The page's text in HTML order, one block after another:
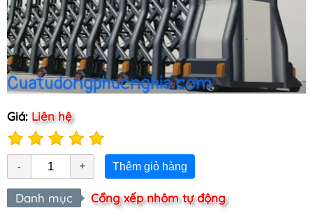
Giá: Liên hệ
Thêm giỏ hàng
Danh mục Cổng xếp nhôm tự động